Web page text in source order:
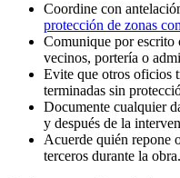
Coordine con
protección de zonas
Comunique por escrito
vecinos, portería o
Evite que otros oficios
terminadas sin
Documente cualquier
y después de la
Acuerde quién repone
terceros durante la obra.